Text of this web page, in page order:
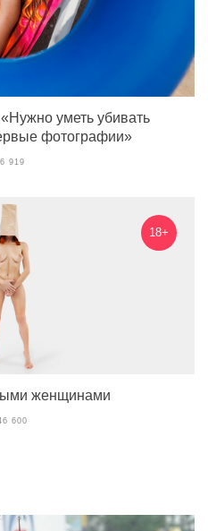
уметь убивать
фотографии»
6 919
18+
женщинами
600